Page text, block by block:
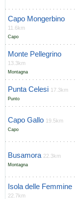
Capo Mongerbino
11.6km
Capo
Monte Pellegrino
13.3km
Montagna
Punta Celesi 17.3km
Punto
Capo Gallo 19.5km
Capo
Busamora 22.3km
Montagna
Isola delle Femmine
22.7km